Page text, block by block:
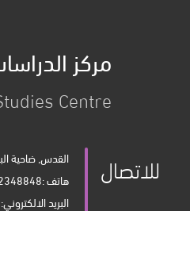
مركز
Centre
للاتصال
القدس, ضاحية
هاتف :0097222348848
البريد